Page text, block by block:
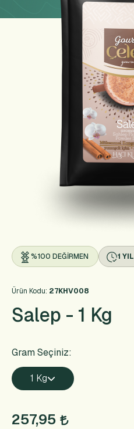
%100 DEĞIRMEN 1 YIL
Ürün Kodu: 27KHV008
Salep - 1 Kg
Gram Seçiniz:
1 Kg
257,95